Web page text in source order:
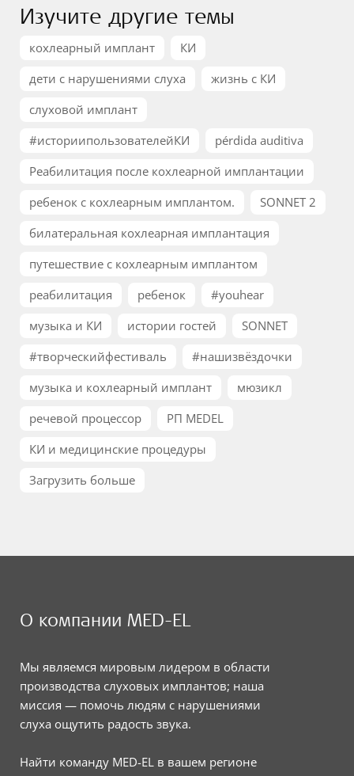
Изучите другие темы
кохлеарный имплант
КИ
дети с нарушениями слуха
жизнь с КИ
слуховой имплант
#историипользователейКИ
pérdida auditiva
Реабилитация после кохлеарной имплантации
ребенок с кохлеарным имплантом.
SONNET 2
билатеральная кохлеарная имплантация
путешествие с кохлеарным имплантом
реабилитация
ребенок
#youhear
музыка и КИ
истории гостей
SONNET
#творческийфестиваль
#нашизвёздочки
музыка и кохлеарный имплант
мюзикл
речевой процессор
РП MEDEL
КИ и медицинские процедуры
Загрузить больше
О компании MED-EL
Мы являемся мировым лидером в области
производства слуховых имплантов; наша
миссия — помочь людям с нарушениями
слуха ощутить радость звука.
Найти команду MED-EL в вашем регионе